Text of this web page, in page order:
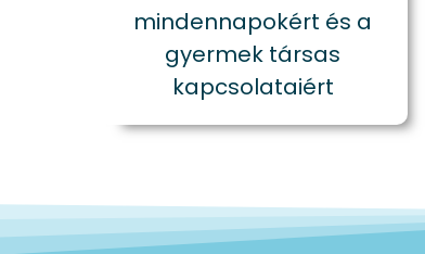
mindennapokért és a
gyermek társas
kapcsolataiért